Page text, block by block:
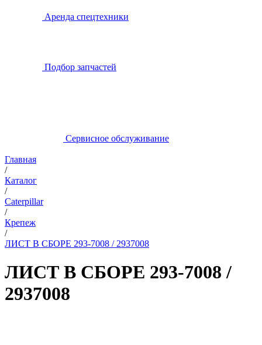
Аренда спецтехники
Подбор запчастей
Сервисное обслуживание
Главная
/
Каталог
/
Caterpillar
/
Крепеж
/
ЛИСТ В СБОРЕ 293-7008 / 2937008
ЛИСТ В СБОРЕ 293-7008 /
2937008